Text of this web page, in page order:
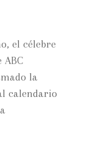
el célebre
la
calendario